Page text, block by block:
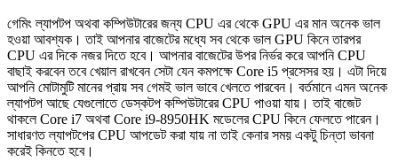
গেমিং ল্যাপটপ অথবা কম্পিউটারের জন্য CPU এর থেকে GPU এর মান অনেক ভাল
হওয়া আবশ্যক। তাই আপনার বাজেটের মধ্যে সব থেকে ভাল GPU কিনে তারপর
CPU এর দিকে নজর দিতে হবে। আপনার বাজেটের উপর নির্ভর করে আপনি CPU
বাছাই করবেন তবে খেয়াল রাখবেন সেটা যেন কমপক্ষে Core i5 প্রসেসর হয়। এটা দিয়ে
আপনি মোটামুটি মানের প্রায় সব গেমই ভাল ভাবে খেলতে পারবেন। বর্তমানে এমন অনেক
ল্যাপটপ আছে যেগুলোতে ডেস্কটপ কম্পিউটারের CPU পাওয়া যায়। তাই বাজেট
থাকলে Core i7 অথবা Core i9-8950HK মডেলের CPU কিনে ফেলতে পারেন।
সাধারণত ল্যাপটপের CPU আপডেট করা যায় না তাই কেনার সময় একটু চিন্তা ভাবনা
করেই কিনতে হবে।